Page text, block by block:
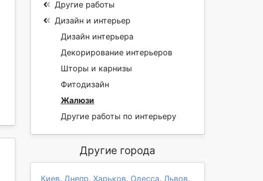
Другие работы
Дизайн и интерьер
Дизайн интерьера
Декорирование интерьеров
Шторы и карнизы
Фитодизайн
Жалюзи
Другие работы по интерьеру
Другие города
Киев, Днепр, Харьков, Одесса, Львов,